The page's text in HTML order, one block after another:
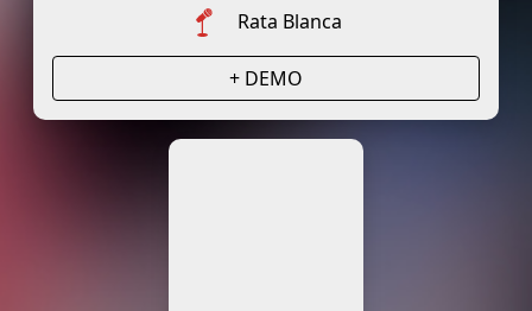
Rata Blanca
+ DEMO